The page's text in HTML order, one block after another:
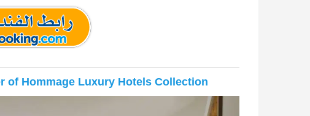
of Hommage Luxury Hotels Collection